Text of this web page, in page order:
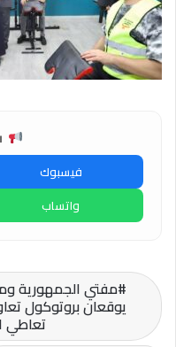
فيسبوك
واتساب
مفتي الجمهورية
يوقعان بروتوكول
تعاطي